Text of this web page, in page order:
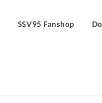
SSV95 Fanshop